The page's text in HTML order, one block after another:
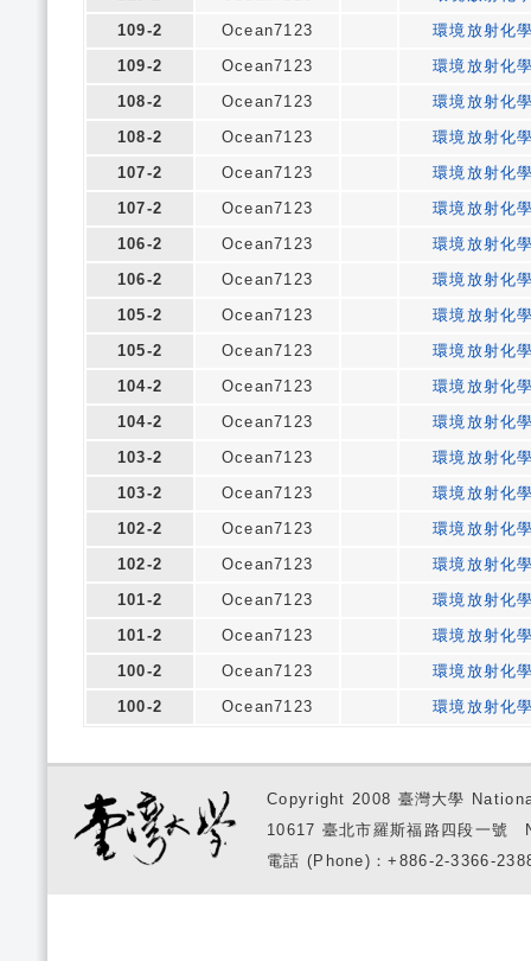
109-2
Ocean7123
環境放射化
109-2
Ocean7123
環境放射化
108-2
Ocean7123
環境放射化
108-2
Ocean7123
環境放射化
107-2
Ocean7123
環境放射化
107-2
Ocean7123
環境放射化
106-2
Ocean7123
環境放射化
106-2
Ocean7123
環境放射化
105-2
Ocean7123
環境放射化
105-2
Ocean7123
環境放射化
104-2
Ocean7123
環境放射化
104-2
Ocean7123
環境放射化
103-2
Ocean7123
環境放射化
103-2
Ocean7123
環境放射化
102-2
Ocean7123
環境放射化
102-2
Ocean7123
環境放射化
101-2
Ocean7123
環境放射化
101-2
Ocean7123
環境放射化
100-2
Ocean7123
環境放射化
100-2
Ocean7123 環境放射化
Copyright 2008 臺灣大學
10617 臺北市羅斯福路四段一
電話 (Phone)：+886-2-3366-